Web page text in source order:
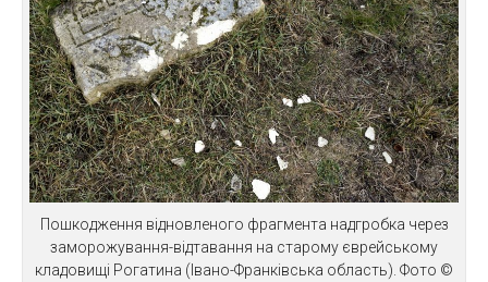
Пошкодження відновленого фрагмента надгробка через
заморожування-відтавання на старому єврейському
кладовищі Рогатина (Івано-Франківська область). Фото ©